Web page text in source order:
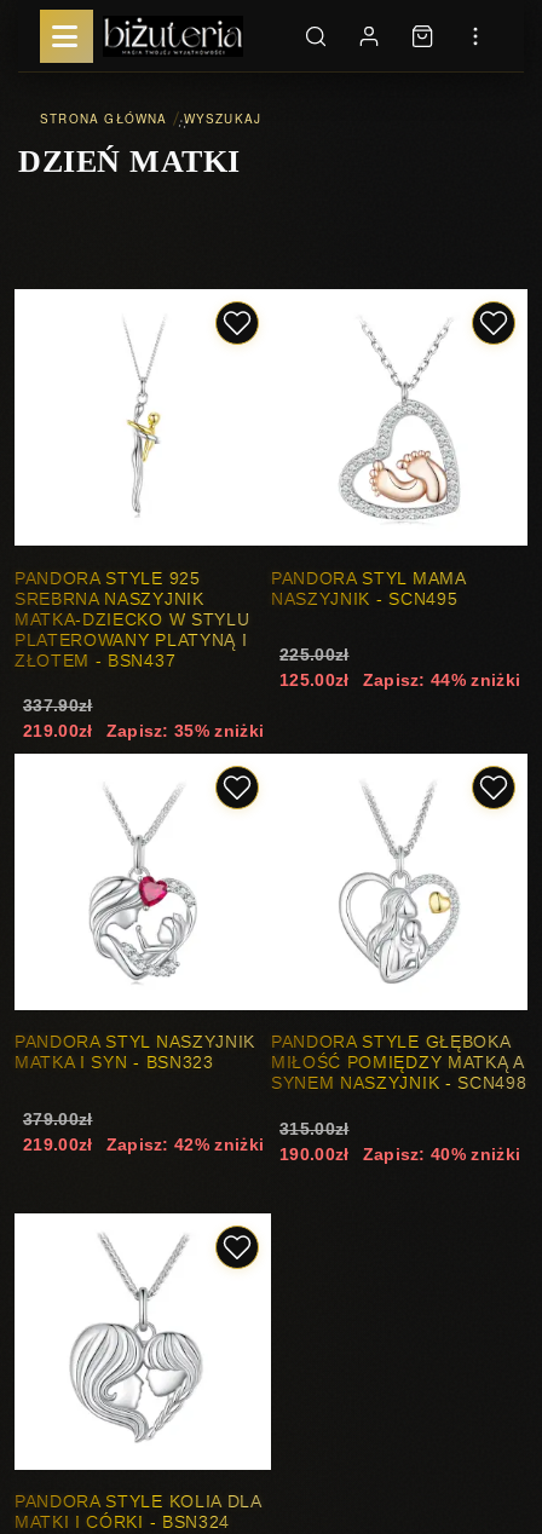
STRONA GŁÓWNA ::WYSZUKAJ
DZIEŃ MATKI
PANDORA STYLE 925
SREBRNA NASZYJNIK
MATKA-DZIECKO W STYLU
PLATEROWANY PLATYNĄ I
ZŁOTEM - BSN437
337.90zł
219.00zł
Zapisz: 35% zniżki
PANDORA STYL MAMA
NASZYJNIK - SCN495
225.00zł
125.00zł
Zapisz: 44% zniżki
PANDORA STYL NASZYJNIK
MATKA I SYN - BSN323
379.00zł
219.00zł
Zapisz: 42% zniżki
PANDORA STYLE GŁĘBOKA
MIŁOŚĆ POMIĘDZY MATKĄ A
SYNEM NASZYJNIK - SCN498
315.00zł
190.00zł
Zapisz: 40% zniżki
PANDORA STYLE KOLIA DLA
MATKI I CÓRKI - BSN324